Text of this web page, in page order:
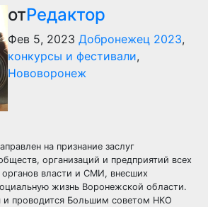
отРедактор
Фев 5, 2023 Добронежец 2023,
конкурсы и фестивали,
Нововоронеж
на признание заслуг
организаций и предприятий всех
власти и СМИ, внесших
жизнь Воронежской области.
и проводится Большим советом НКО